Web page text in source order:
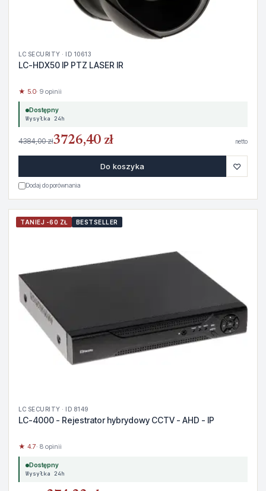
LC SECURITY · ID 10613
LC-HDX50 IP PTZ LASER IR
★ 5.0· 9 opinii
Dostępny
Wysyłka 24h
4384,00 zł3726,40 zł netto
Do koszyka ♡
Dodaj do porównania
TANIEJ -60 ZŁ BESTSELLER
LC SECURITY · ID 8149
LC-4000 - Rejestrator hybrydowy CCTV - AHD - IP
★ 4.7· 8 opinii
Dostępny
Wysyłka 24h